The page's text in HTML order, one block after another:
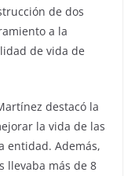
de dos
a la
de vida de
destacó la
la vida de las
entidad. Además,
llevaba más de 8